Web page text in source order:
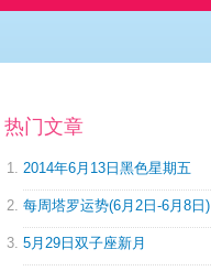
热门文章
2014年6月13日黑色星期五
每周塔罗运势(6月2日-6月8日)
5月29日双子座新月